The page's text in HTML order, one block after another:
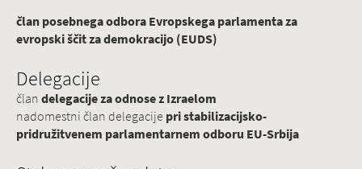
član posebnega odbora Evropskega parlamenta za
evropski ščit za demokracijo (EUDS)
Delegacije
člandelegacije za odnose z Izraelom
nadomestni član delegacije pri stabilizacijsko-
pridružitvenem parlamentarnem odboru EU-Srbija